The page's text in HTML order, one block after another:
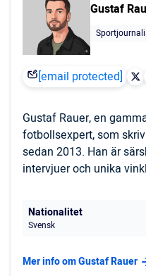
Gustaf
[email protected]
Gustaf Rauer, en
fotbollsexpert, som
sedan 2013. Han är
intervjuer och unika
Nationalitet
Svensk
Mer info om Gustaf Rauer